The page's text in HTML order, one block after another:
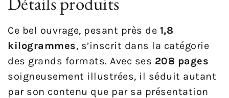
Ce bel ouvrage, pesant près de 1,8
kilogrammes, s’inscrit dans la catégorie
des grands formats. Avec ses 208 pages
soigneusement illustrées, il séduit autant
par son contenu que par sa présentation